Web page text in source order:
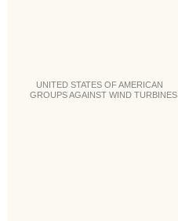
UNITED STATES OF AMERICAN
GROUPS AGAINST WIND TURBINES